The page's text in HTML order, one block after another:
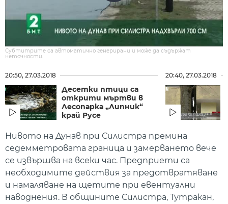
Субтитрите са автоматично генерирани и може да съдържат
неточности.
20:50, 27.03.2018
Десетки птици са
открити мъртви в
Лесопарка „Липник“
край Русе
20:40, 27.03.2018
Нивото на Дунав при Силистра премина
седемметровата граница и замерването вече
се извършва на всеки час. Предприети са
необходимите действия за предотвратяване
и намаляване на щетите при евентуални
наводнения. В общините Силистра, Тутракан,